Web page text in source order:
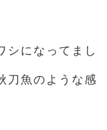
シになってまし
刀魚のような感